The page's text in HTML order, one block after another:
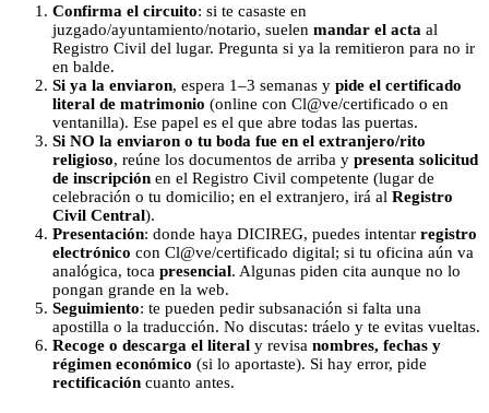
Confirma el circuito: si te casaste en
juzgado/ayuntamiento/notario, suelen mandar el acta al
Registro Civil del lugar. Pregunta si ya la remitieron para no ir
en balde.
Si ya la enviaron, espera 1–3 semanas y pide el certificado
literal de matrimonio (online con Cl@ve/certificado o en
ventanilla). Ese papel es el que abre todas las puertas.
Si NO la enviaron o tu boda fue en el extranjero/rito
religioso, reúne los documentos de arriba y presenta solicitud
de inscripción en el Registro Civil competente (lugar de
celebración o tu domicilio; en el extranjero, irá al Registro
Civil Central).
Presentación: donde haya DICIREG, puedes intentar registro
electrónico con Cl@ve/certificado digital; si tu oficina aún va
analógica, toca presencial. Algunas piden cita aunque no lo
pongan grande en la web.
Seguimiento: te pueden pedir subsanación si falta una
apostilla o la traducción. No discutas: tráelo y te evitas vueltas.
Recoge o descarga el literal y revisa nombres, fechas y
régimen económico (si lo aportaste). Si hay error, pide
rectificación cuanto antes.